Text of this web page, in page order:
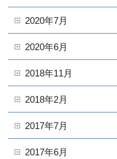
2020年7月
2020年6月
2018年11月
2018年2月
2017年7月
2017年6月